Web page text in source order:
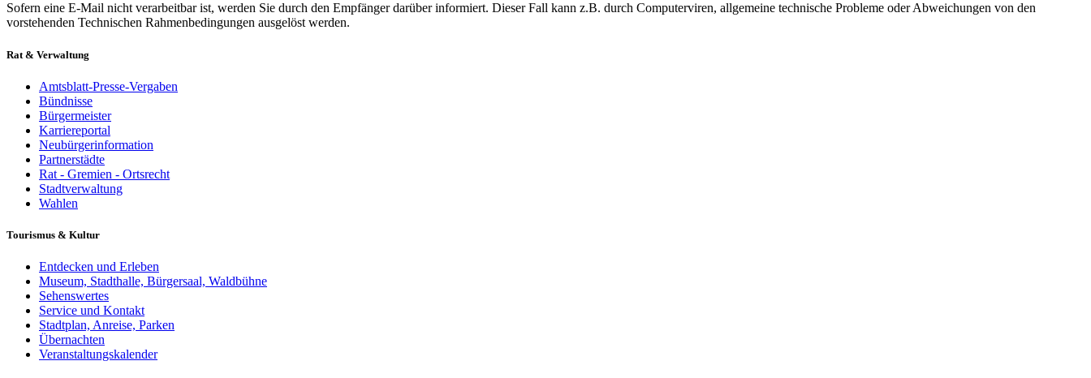
Sofern eine E-Mail nicht verarbeitbar ist, werden Sie durch den Empfänger darüber informiert. Dieser Fall kann z.B. durch Computerviren, allgemeine technische Probleme oder Abweichungen von den
vorstehenden Technischen Rahmenbedingungen ausgelöst werden.
Rat & Verwaltung
Amtsblatt-Presse-Vergaben
Bündnisse
Bürgermeister
Karriereportal
Neubürgerinformation
Partnerstädte
Rat - Gremien - Ortsrecht
Stadtverwaltung
Wahlen
Tourismus & Kultur
Entdecken und Erleben
Museum, Stadthalle, Bürgersaal, Waldbühne
Sehenswertes
Service und Kontakt
Stadtplan, Anreise, Parken
Übernachten
Veranstaltungskalender